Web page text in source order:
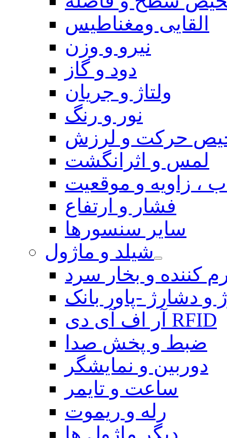
القایی ومغناطیس
نیرو و وزن
دود و گاز
ولتاژ و جریان
نور و رنگ
حرکت و لرزش
لمس و اثرانگشت
، زاویه و موقعیت
فشار و ارتفاع
سایر سنسورها
شیلد و ماژول
کننده و بخار سرد
و دشارژ -پاور بانک
آر اف آی دی RFID
ضبط و پخش صدا
دوربین و نمایشگر
ساعت و تایمر
رله و ریموت